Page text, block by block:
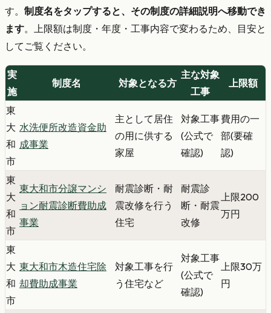
す。 制度名をタップすると、その制度の詳細説明へ移動でき
ます。上限額は制度・年度・工事内容で変わるため、目安と
してご覧ください。
実
施
制度名 対象となる方
主な対象
工事
上限額
東
大
和
市
水洗便所改造資金助
成事業
主として居住
の用に供する
家屋
対象工事
(公式で
確認)
費用の一
部(要確
認)
東
大
和
市
東大和市分譲マンシ
ョン耐震診断費助成
事業
耐震診断・耐
震改修を行う
住宅
耐震診
断・耐震
改修
上限200
万円
東
大
和
市
東大和市木造住宅除
却費助成事業
対象工事を行
う住宅など
対象工事
(公式で
確認)
上限30万
円